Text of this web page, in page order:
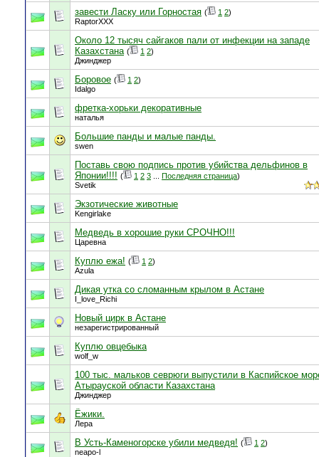
завести Ласку или Горностая ( 1 2)
RaptorXXX
Около 12 тысяч сайгаков пали от инфекции на западе
Казахстана ( 1 2)
Джинджер
Боровое ( 1 2)
Idalgo
фретка-хорьки декоративные
наталья
Большие панды и малые панды.
swen
Поставь свою подпись против убийства дельфинов в
Японии!!!! ( 1 2 3 Последняя страница)
Svetik
Экзотические животные
Kengirlake
Медведь в хорошие руки СРОЧНО!!!
Царевна
Куплю ежа! ( 1 2)
Azula
Дикая утка со сломанным крылом в Астане
I_love_Richi
Новый цирк в Астане
незарегистрированный
Куплю овцебыка
wolf_w
100 тыс. мальков севрюги выпустили в Каспийское
Атырауской области Казахстана
Джинджер
Ёжики.
Лера
В Усть-Каменогорске убили медведя! ( 1 2)
neapo-l